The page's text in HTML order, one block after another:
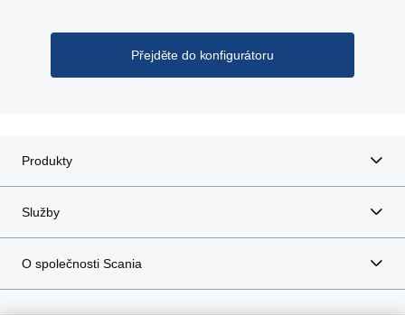
Přejděte do konfigurátoru
Produkty
Služby
O společnosti Scania